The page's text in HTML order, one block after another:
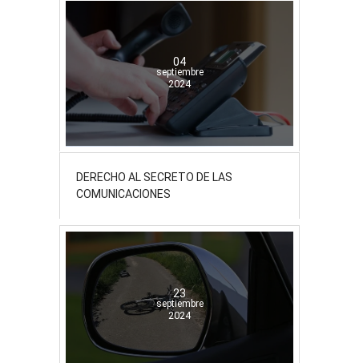
04
septiembre
2024
DERECHO AL SECRETO DE LAS
COMUNICACIONES
23
septiembre
2024